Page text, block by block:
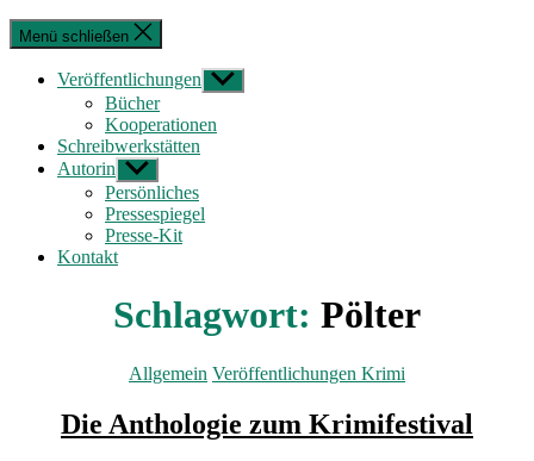
Menü schließen
Veröffentlichungen Untermenü
anzeigen
Bücher
Kooperationen
Schreibwerkstätten
Autorin Untermenü
anzeigen
Persönliches
Pressespiegel
Presse-Kit
Kontakt
Schlagwort: Pölter
Kategorien
Allgemein Veröffentlichungen Krimi
Die Anthologie zum Krimifestival